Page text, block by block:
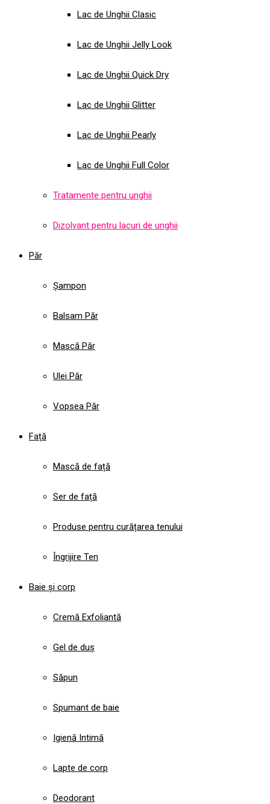
Lac de Unghii Clasic
Lac de Unghii Jelly Look
Lac de Unghii Quick Dry
Lac de Unghii Glitter
Lac de Unghii Pearly
Lac de Unghii Full Color
Tratamente pentru unghii
Dizolvant pentru lacuri de unghii
Păr
Șampon
Balsam Păr
Mască Păr
Ulei Păr
Vopsea Păr
Față
Mască de față
Ser de față
Produse pentru curățarea tenului
Îngrijire Ten
Baie și corp
Cremă Exfoliantă
Gel de duș
Săpun
Spumant de baie
Igienă Intimă
Lapte de corp
Deodorant